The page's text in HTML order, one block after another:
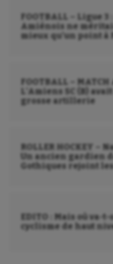
Sauvetage
Sport adapté
Sport santé
Tir
Ultimate
FOOTBALL – Ligue 3
Amiénois ne
mieux qu’un point à
FOOTBALL – MATCH
L’Amiens SC (B)
grosse artillerie
ROLLER HOCKEY –
Un ancien gardien
Gothiques rejoint
EDITO : Mais où va-
cyclisme de haut